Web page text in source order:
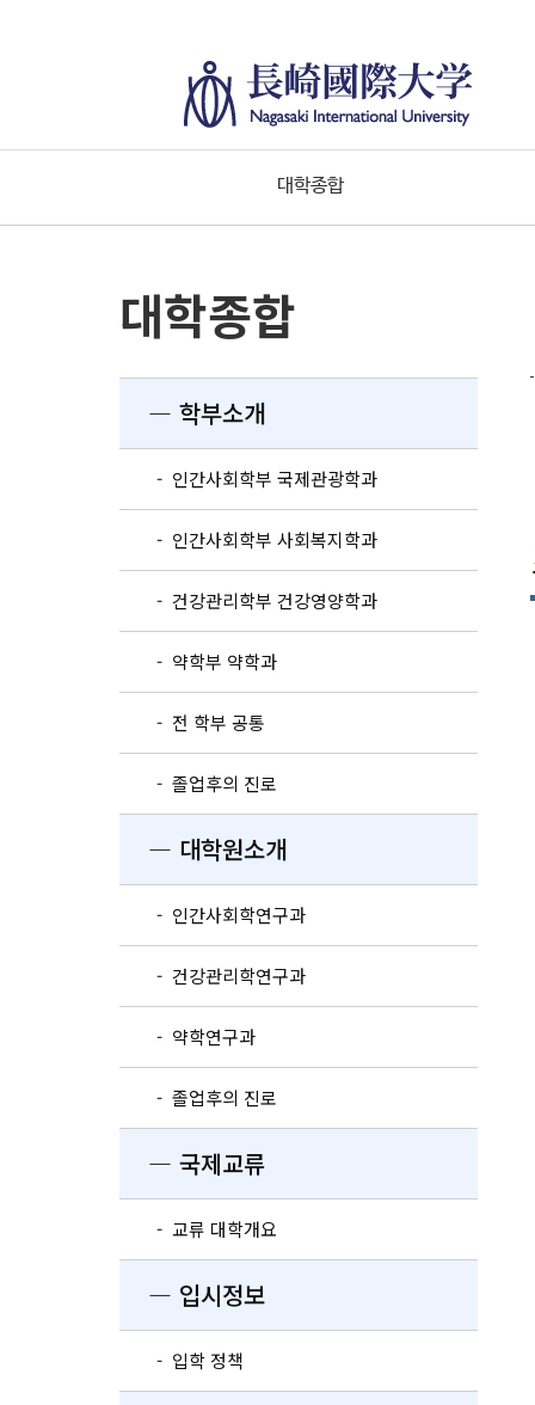
대학종합
대학종합
― 학부소개
- 인간사회학부 국제관광학과
- 인간사회학부 사회복지학과
- 건강관리학부 건강영양학과
- 약학부 약학과
- 전 학부 공통
- 졸업후의 진로
― 대학원소개
- 인간사회학연구과
- 건강관리학연구과
- 약학연구과
- 졸업후의 진로
― 국제교류
- 교류 대학개요
― 입시정보
- 입학 정책